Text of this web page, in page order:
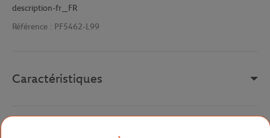
description-fr_FR
Référence : PF5462-L99
Caractéristiques